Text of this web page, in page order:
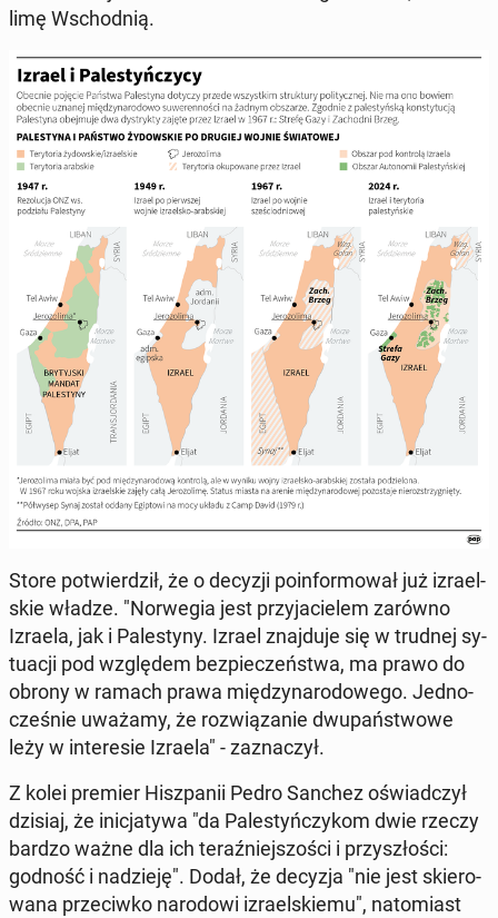
li­mę Wschod­nią.
Store po­twier­dził, że o decyzji po­in­for­mo­wał już izra­el­
skie władze. "Nor­we­gia jest przy­ja­cie­lem zarówno
Izraela, jak i Pa­le­sty­ny. Izrael znaj­du­je się w trudnej sy­
tu­acji pod wzglę­dem bez­pie­czeń­stwa, ma prawo do
obrony w ramach prawa mię­dzy­na­ro­do­we­go. Jed­no­
cze­śnie uważamy, że roz­wią­za­nie dwu­pań­stwo­we
leży w in­te­re­sie Izraela" - za­zna­czył.
Z kolei premier Hisz­pa­nii Pedro Sanchez oświad­czył
dzisiaj, że ini­cja­ty­wa "da Pa­le­styń­czy­kom dwie rzeczy
bardzo ważne dla ich te­raź­niej­szo­ści i przy­szło­ści:
godność i na­dzie­ję". Dodał, że decyzja "nie jest skie­ro­
wa­na prze­ciw­ko na­ro­do­wi izra­el­skie­mu", na­to­miast